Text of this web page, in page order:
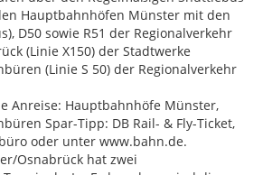
Hauptbahnhöfen Münster mit den
D50 sowie R51 der Regionalverkehr
(Linie X150) der Stadtwerke
(Linie S 50) der Regionalverkehr
Anreise: Hauptbahnhöfe Münster,
Spar-Tipp: DB Rail- & Fly-Ticket,
oder unter www.bahn.de.
Osnabrück hat zwei